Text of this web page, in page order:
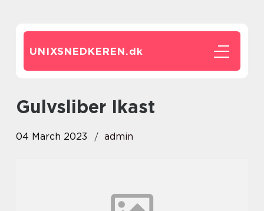
UNIXSNEDKEREN.dk
Gulvsliber Ikast
04 March 2023 admin